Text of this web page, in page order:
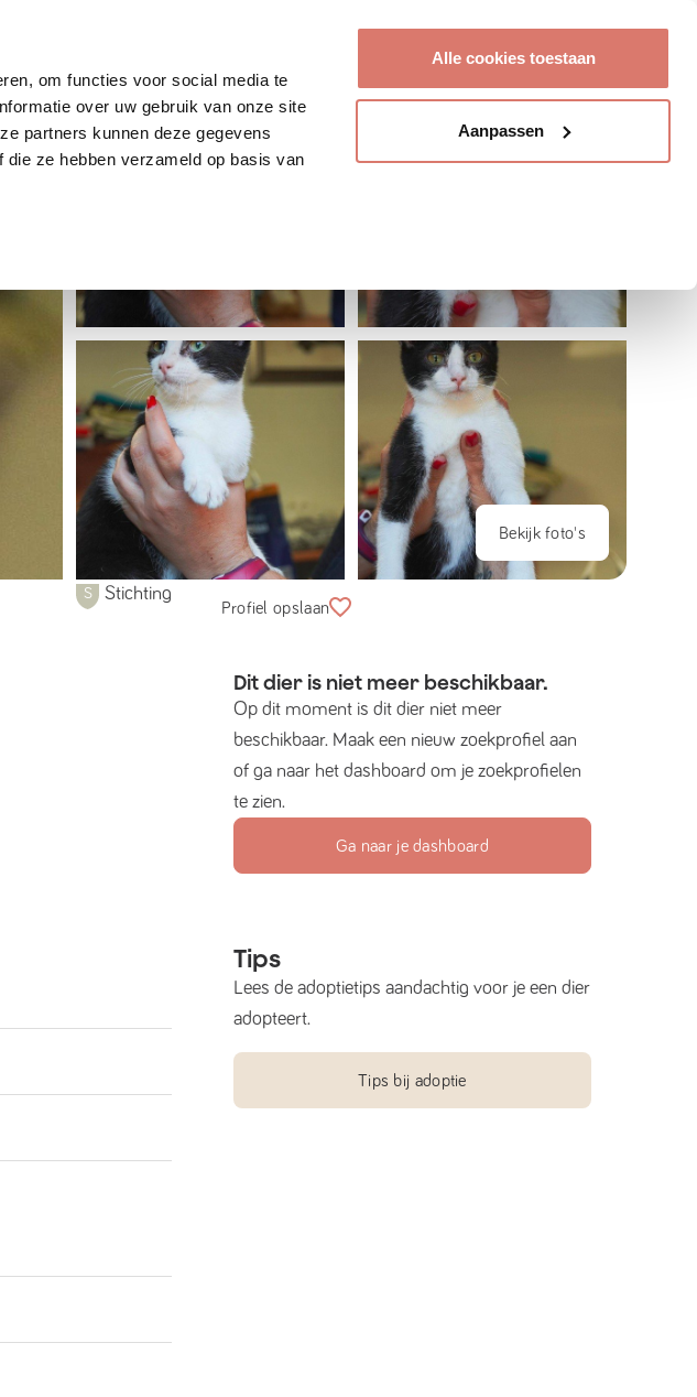
om functies voor social media te
over uw gebruik van onze site
partners kunnen deze gegevens
ze hebben verzameld op basis van
Alle cookies toestaan
Aanpassen
Bekijk foto's
Stichting
Profiel opslaan
Dit dier is niet meer beschikbaar.
Op dit moment is dit dier niet meer
beschikbaar. Maak een nieuw zoekprofiel aan
of ga naar het dashboard om je zoekprofielen
te zien.
Ga naar je dashboard
Tips
Lees de adoptietips aandachtig voor je een dier
adopteert.
Tips bij adoptie